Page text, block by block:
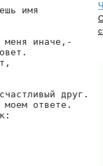
имя
меня иначе,-
друг.
ответе.